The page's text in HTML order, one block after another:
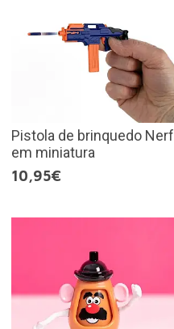
Pistola de brinquedo Nerf
em miniatura
10,95€